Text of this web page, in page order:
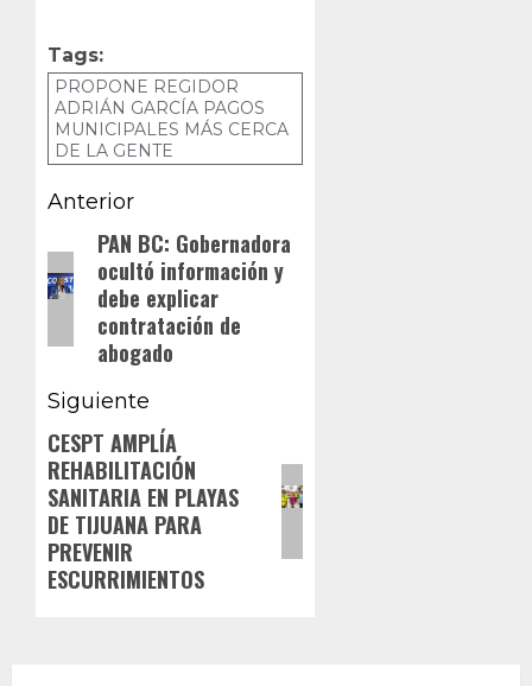
Tags:
PROPONE REGIDOR
ADRIÁN GARCÍA PAGOS
MUNICIPALES MÁS CERCA
DE LA GENTE
Navegación
de
entradas
Anterior
Entrada
anterior:
PAN BC: Gobernadora
ocultó información y
debe explicar
contratación de
abogado
Siguiente
Siguiente
entrada:
CESPT AMPLÍA
REHABILITACIÓN
SANITARIA EN PLAYAS
DE TIJUANA PARA
PREVENIR
ESCURRIMIENTOS